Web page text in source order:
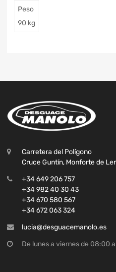
Peso
90 kg
Carretera del Polígono
Cruce Guntín, Monforte de
+34 649 206 757
+34 982 40 30 43
+34 670 580 567
+34 672 063 324
lucia@desguacemanolo.es
De lunes a viernes de 08:00